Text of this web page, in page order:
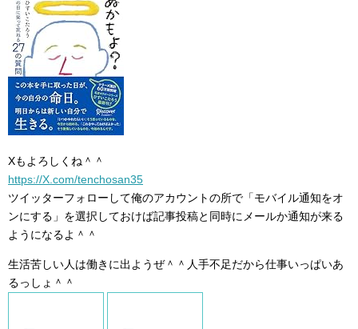
Xもよろしくね＾＾
https://X.com/tenchosan35
ツイッターフォローして俺のアカウントの所で「モバイル通知をオ
ンにする」を選択しておけば記事投稿と同時にメールか通知が来る
ようになるよ＾＾
生活苦しい人は働きに出ようぜ＾＾人手不足だから仕事いっぱいあ
るっしょ＾＾